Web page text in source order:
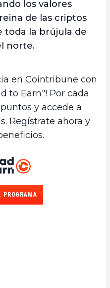
los valores
de las criptos
toda la brújula de
norte.
en Cointribune con
to Earn"! Por cada
y accede a
Regístrate ahora y
PROGRAMA